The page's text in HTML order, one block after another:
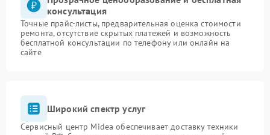
консультация
Точные прайс-листы, предварительная оценка стоимости
ремонта, отсутствие скрытых платежей и возможность
бесплатной консультации по телефону или онлайн на
сайте
Широкий спектр услуг
Сервисный центр Midea обеспечивает доставку техники